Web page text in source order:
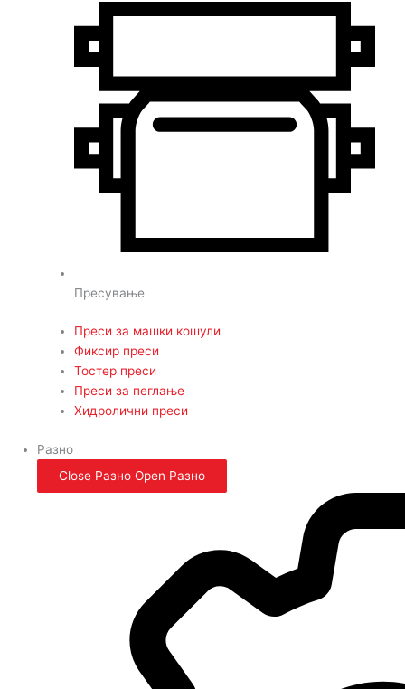
Пресување
Преси за машки кошули
Фиксир преси
Тостер преси
Преси за пеглање
Хидролични преси
Разно
Close Разно Open Разно